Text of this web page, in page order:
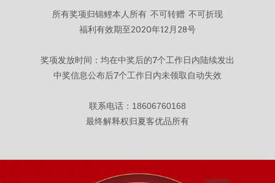
所有奖项归锦鲤本人所有 不可转赠 不可折现
福利有效期至2020年12月28号
奖项发放时间：均在中奖后的7个工作日内陆续发出
中奖信息公布后7个工作日内未领取自动失效
联系电话： 18606760168
最终解释权归夏客优品所有